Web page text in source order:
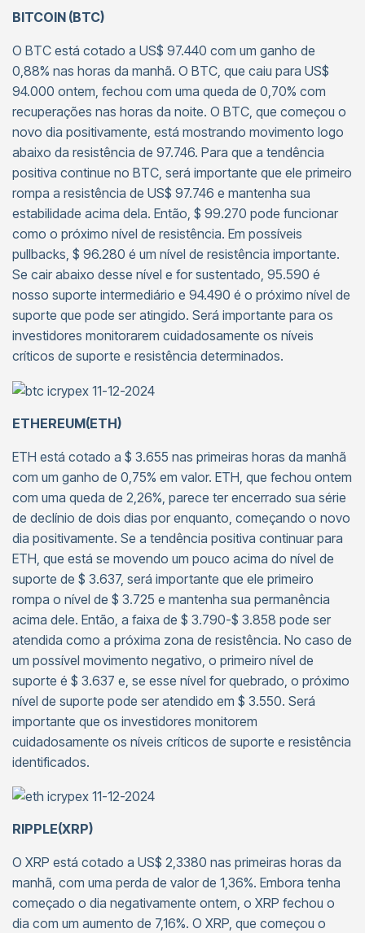
BITCOIN (BTC)
O BTC está cotado a US$ 97.440 com um ganho de
0,88% nas horas da manhã. O BTC, que caiu para US$
94.000 ontem, fechou com uma queda de 0,70% com
recuperações nas horas da noite. O BTC, que começou o
novo dia positivamente, está mostrando movimento logo
abaixo da resistência de 97.746. Para que a tendência
positiva continue no BTC, será importante que ele primeiro
rompa a resistência de US$ 97.746 e mantenha sua
estabilidade acima dela. Então, $ 99.270 pode funcionar
como o próximo nível de resistência. Em possíveis
pullbacks, $ 96.280 é um nível de resistência importante.
Se cair abaixo desse nível e for sustentado, 95.590 é
nosso suporte intermediário e 94.490 é o próximo nível de
suporte que pode ser atingido. Será importante para os
investidores monitorarem cuidadosamente os níveis
críticos de suporte e resistência determinados.
ETHEREUM(ETH)
ETH está cotado a $ 3.655 nas primeiras horas da manhã
com um ganho de 0,75% em valor. ETH, que fechou ontem
com uma queda de 2,26%, parece ter encerrado sua série
de declínio de dois dias por enquanto, começando o novo
dia positivamente. Se a tendência positiva continuar para
ETH, que está se movendo um pouco acima do nível de
suporte de $ 3.637, será importante que ele primeiro
rompa o nível de $ 3.725 e mantenha sua permanência
acima dele. Então, a faixa de $ 3.790-$ 3.858 pode ser
atendida como a próxima zona de resistência. No caso de
um possível movimento negativo, o primeiro nível de
suporte é $ 3.637 e, se esse nível for quebrado, o próximo
nível de suporte pode ser atendido em $ 3.550. Será
importante que os investidores monitorem
cuidadosamente os níveis críticos de suporte e resistência
identificados.
RIPPLE(XRP)
O XRP está cotado a US$ 2,3380 nas primeiras horas da
manhã, com uma perda de valor de 1,36%. Embora tenha
começado o dia negativamente ontem, o XRP fechou o
dia com um aumento de 7,16%. O XRP, que começou o